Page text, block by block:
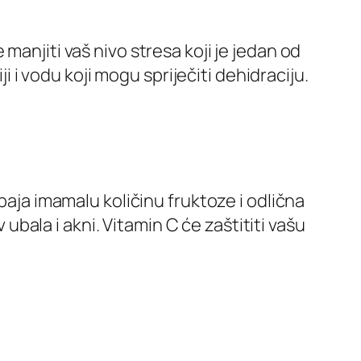
vaš nivo stresa koji je jedan od
i vodu koji mogu spriječiti dehidraciju.
imamalu količinu fruktoze i odlična
i akni. Vitamin C će zaštititi vašu